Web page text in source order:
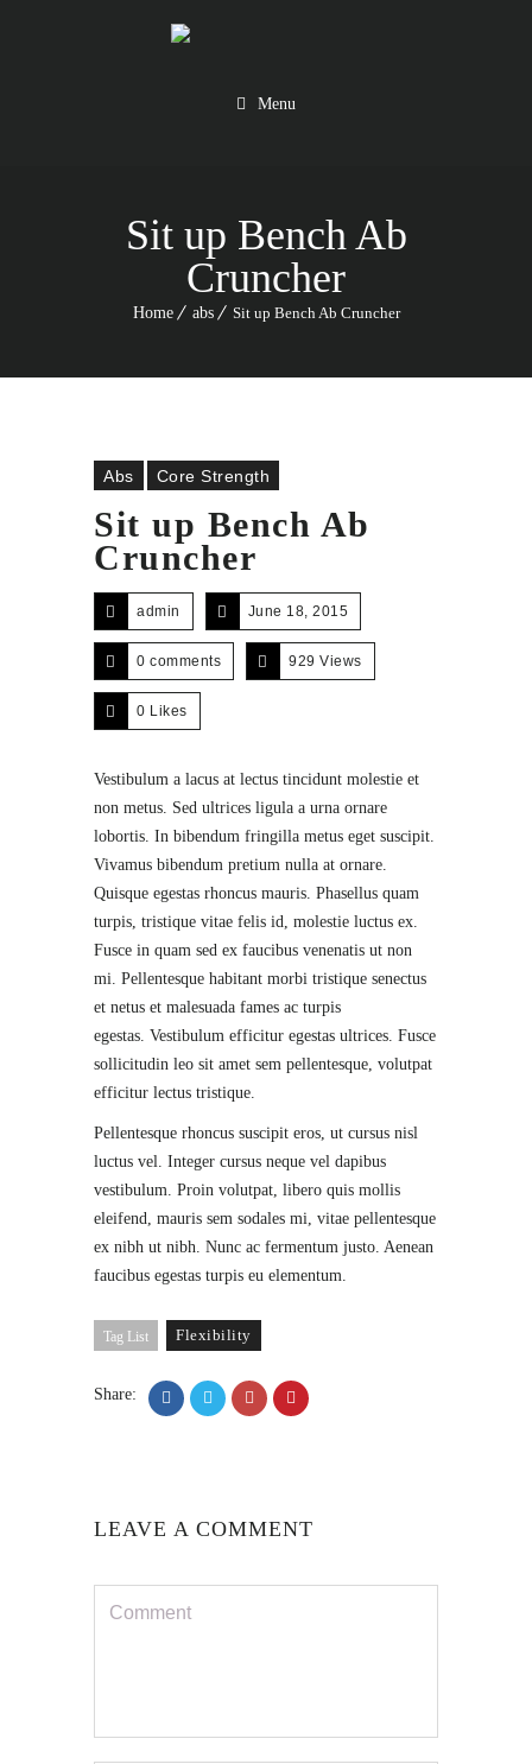
Menu
Sit up Bench Ab
Cruncher
Home abs Sit up Bench Ab Cruncher
Abs Core Strength
Sit up Bench Ab
Cruncher
admin June 18, 2015
0 comments 929 Views
0 Likes
Vestibulum a lacus at lectus tincidunt molestie et
non metus. Sed ultrices ligula a urna ornare
lobortis. In bibendum fringilla metus eget suscipit.
Vivamus bibendum pretium nulla at ornare.
Quisque egestas rhoncus mauris. Phasellus quam
turpis, tristique vitae felis id, molestie luctus ex.
Fusce in quam sed ex faucibus venenatis ut non
mi. Pellentesque habitant morbi tristique senectus
et netus et malesuada fames ac turpis
egestas. Vestibulum efficitur egestas ultrices. Fusce
sollicitudin leo sit amet sem pellentesque, volutpat
efficitur lectus tristique.
Pellentesque rhoncus suscipit eros, ut cursus nisl
luctus vel. Integer cursus neque vel dapibus
vestibulum. Proin volutpat, libero quis mollis
eleifend, mauris sem sodales mi, vitae pellentesque
ex nibh ut nibh. Nunc ac fermentum justo. Aenean
faucibus egestas turpis eu elementum.
Tag List Flexibility
Share:
LEAVE A COMMENT